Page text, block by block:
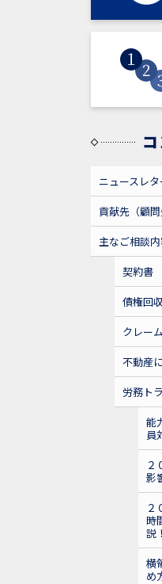
ニュースレ
貢献先（顧
主なご相談
契約書
債権回収
クレー
不動産
労務ト
能
員
２
影
２
時
説！
横
め